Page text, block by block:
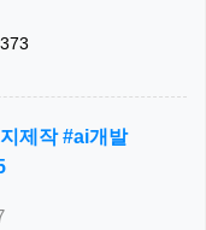
373
제작 #ai개발